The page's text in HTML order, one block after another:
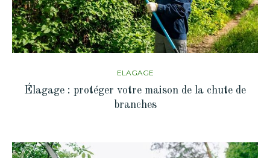
ELAGAGE
Élagage : protéger votre maison de la chute de
branches